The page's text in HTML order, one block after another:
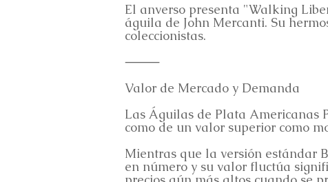
El anverso presenta "Walking
águila de John Mercanti. Su
coleccionistas.
⸻
Valor de Mercado y Demanda
Las Águilas de Plata Americanas
como de un valor superior como
Mientras que la versión estándar
en número y su valor fluctúa